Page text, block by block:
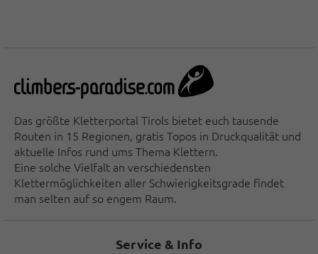
Das größte Kletterportal Tirols bietet euch tausende
Routen in 15 Regionen, gratis Topos in Druckqualität und
aktuelle Infos rund ums Thema Klettern.
Eine solche Vielfalt an verschiedensten
Klettermöglichkeiten aller Schwierigkeitsgrade findet
man selten auf so engem Raum.
Service & Info